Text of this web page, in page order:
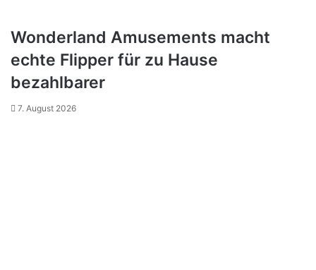
Wonderland Amusements macht
echte Flipper für zu Hause
bezahlbarer
7. August 2026